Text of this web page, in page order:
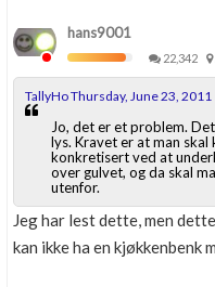
hans9001
22,342
TallyHo Thursday, June 23, 2011
Jo, det er et problem.
lys. Kravet er at man skal
konkretisert ved at
over gulvet, og da skal
utenfor.
Jeg har lest dette, men
kan ikke ha en kjøkkenbenk